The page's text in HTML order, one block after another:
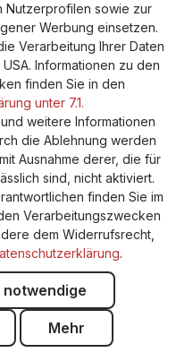
AGB
Impressum
Nutzerprofilen sowie zur
Werbung einsetzen.
Verarbeitung Ihrer Daten
Informationen zu den
finden Sie in den
unter 7.1.
weitere Informationen
die Ablehnung werden
Ausnahme derer, die für
sind, nicht aktiviert.
finden Sie im
Verarbeitungszwecken
dem Widerrufsrecht,
.
Mehr